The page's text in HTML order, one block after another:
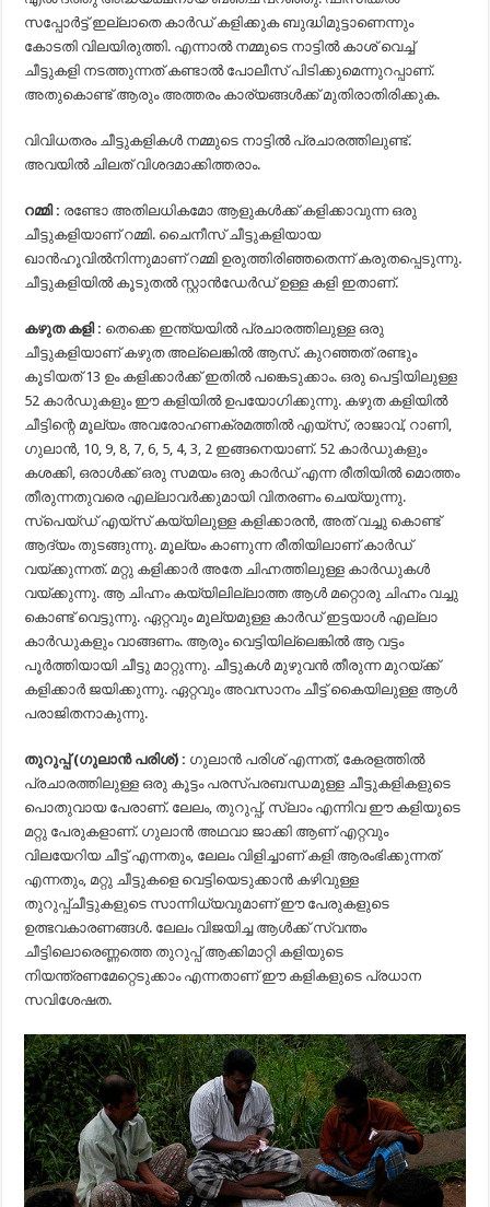
സപ്പോര്‍ട്ട് ഇല്ലാതെ കാര്‍ഡ് കളിക്കുക ബുദ്ധിമുട്ടാണെന്നും
കോടതി വിലയിരുത്തി. എന്നാൽ നമ്മുടെ നാട്ടിൽ കാശ് വെച്ച്
ചീട്ടുകളി നടത്തുന്നത് കണ്ടാൽ പോലീസ് പിടിക്കുമെന്നുറപ്പാണ്.
അതുകൊണ്ട് ആരും അത്തരം കാര്യങ്ങൾക്ക് മുതിരാതിരിക്കുക.
വിവിധതരം ചീട്ടുകളികൾ നമ്മുടെ നാട്ടിൽ പ്രചാരത്തിലുണ്ട്.
അവയിൽ ചിലത് വിശദമാക്കിത്തരാം.
റമ്മി : രണ്ടോ അതിലധികമോ ആളുകൾക്ക് കളിക്കാവുന്ന ഒരു
ചീട്ടുകളിയാണ് റമ്മി. ചൈനീസ് ചീട്ടുകളിയായ
ഖാൻഹൂവിൽനിന്നുമാണ് റമ്മി ഉരുത്തിരിഞ്ഞതെന്ന് കരുതപ്പെടുന്നു.
ചീട്ടുകളിയിൽ കൂടുതൽ സ്റ്റാൻഡേർഡ് ഉള്ള കളി ഇതാണ്.
കഴുത കളി : തെക്കെ ഇന്ത്യയിൽ പ്രചാരത്തിലുള്ള ഒരു
ചീട്ടുകളിയാണ് കഴുത അല്ലെങ്കിൽ ആസ്. കുറഞ്ഞത് രണ്ടും
കൂടിയത് 13 ഉം കളിക്കാർക്ക് ഇതിൽ പങ്കെടുക്കാം. ഒരു പെട്ടിയിലുള്ള
52 കാർഡുകളും ഈ കളിയിൽ ഉപയോഗിക്കുന്നു. കഴുത കളിയിൽ
ചീട്ടിന്റെ മൂല്യം അവരോഹണക്രമത്തിൽ എയ്സ്, രാജാവ്, റാണി,
ഗുലാൻ, 10, 9, 8, 7, 6, 5, 4, 3, 2 ഇങ്ങനെയാണ്. 52 കാർഡുകളും
കശക്കി, ഒരാൾക്ക് ഒരു സമയം ഒരു കാർഡ് എന്ന രീതിയിൽ മൊത്തം
തീരുന്നതുവരെ എല്ലാവർക്കുമായി വിതരണം ചെയ്യുന്നു.
സ്പെയ്ഡ് എയ്സ് കയ്യിലുള്ള കളിക്കാരൻ, അത് വച്ചു കൊണ്ട്
ആദ്യം തുടങ്ങുന്നു. മൂല്യം കാണുന്ന രീതിയിലാണ് കാർഡ്
വയ്ക്കുന്നത്. മറ്റു കളിക്കാർ അതേ ചിഹ്നത്തിലുള്ള കാർഡുകൾ
വയ്ക്കുന്നു. ആ ചിഹ്നം കയ്യിലില്ലാത്ത ആൾ മറ്റൊരു ചിഹ്നം വച്ചു
കൊണ്ട് വെട്ടുന്നു. ഏറ്റവും മൂല്യമുള്ള കാർഡ് ഇട്ടയാൾ എല്ലാ
കാർഡുകളും വാങ്ങണം. ആരും വെട്ടിയില്ലെങ്കിൽ ആ വട്ടം
പൂർത്തിയായി ചീട്ടു മാറ്റുന്നു. ചീട്ടുകൾ മുഴുവൻ തീരുന്ന മുറയ്ക്ക്
കളിക്കാർ ജയിക്കുന്നു. ഏറ്റവും അവസാനം ചീട്ട് കൈയിലുള്ള ആൾ
പരാജിതനാകുന്നു.
തുറുപ്പ് (ഗുലാൻ പരിശ്) : ഗുലാൻ പരിശ് എന്നത്, കേരളത്തിൽ
പ്രചാരത്തിലുള്ള ഒരു കൂട്ടം പരസ്പരബന്ധമുള്ള ചീട്ടുകളികളുടെ
പൊതുവായ പേരാണ്. ലേലം, തുറുപ്പ്, സ്ലാം എന്നിവ ഈ കളിയുടെ
മറ്റു പേരുകളാണ്. ഗുലാൻ അഥവാ ജാക്കി ആണ് എറ്റവും
വിലയേറിയ ചീട്ട് എന്നതും, ലേലം വിളിച്ചാണ് കളി ആരംഭിക്കുന്നത്
എന്നതും, മറ്റു ചീട്ടുകളെ വെട്ടിയെടുക്കാൻ കഴിവുള്ള
തുറുപ്പ്ചീട്ടുകളുടെ സാന്നിധ്യവുമാണ് ഈ പേരുകളുടെ
ഉത്ഭവകാരണങ്ങൾ. ലേലം വിജയിച്ച ആൾക്ക് സ്വന്തം
ചീട്ടിലൊരെണ്ണത്തെ തുറുപ്പ് ആക്കിമാറ്റി കളിയുടെ
നിയന്ത്രണമേറ്റെടുക്കാം എന്നതാണ് ഈ കളികളുടെ പ്രധാന
സവിശേഷത.